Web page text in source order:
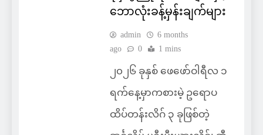
ဘောလုံးခန့်မှန်းချက်များ
admin
6 months
ago
0 1 mins
၂၀၂၆ ခုနှစ် ဖေဖော်ဝါရီလ ၁
ရက်နေ့မှာကစားမဲ့ ဥရောပ
ထိပ်တန်းလိဂ် ၃ ခုဖြစ်တဲ့